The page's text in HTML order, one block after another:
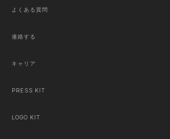
よくある質問
連絡する
キャリア
PRESS KIT
LOGO KIT